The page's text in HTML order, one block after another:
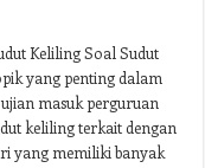
Keliling Soal Sudut
yang penting dalam
masuk perguruan
keliling terkait dengan
yang memiliki banyak